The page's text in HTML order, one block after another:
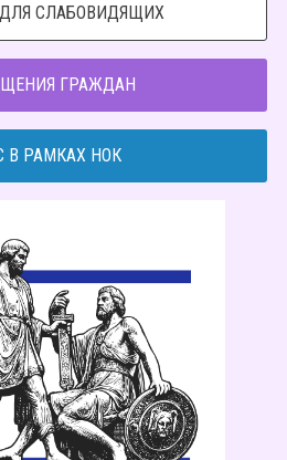
СЛАБОВИДЯЩИХ
ГРАЖДАН
В РАМКАХ НОК